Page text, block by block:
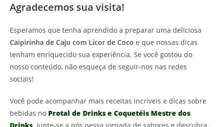
Agradecemos sua visita!
Esperamos que tenha aprendido a preparar uma deliciosa
Caipirinha de Caju com Licor de Coco e que nossas dicas
tenham enriquecido sua experiência. Se você gostou do
nosso conteúdo, não esqueça de seguir-nos nas redes
sociais!
Você pode acompanhar mais receitas incríveis e dicas sobre
bebidas no Protal de Drinks e Coquetéis Mestre dos